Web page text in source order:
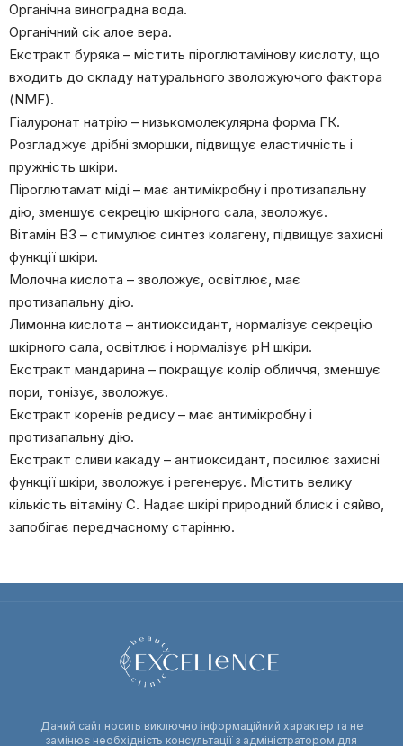
Органічна виноградна вода.
Органічний сік алое вера.
Екстракт буряка – містить піроглютамінову кислоту, що
входить до складу натурального зволожуючого фактора
(NMF).
Гіалуронат натрію – низькомолекулярна форма ГК.
Розгладжує дрібні зморшки, підвищує еластичність і
пружність шкіри.
Піроглютамат міді – має антимікробну і протизапальну
дію, зменшує секрецію шкірного сала, зволожує.
Вітамін B3 – стимулює синтез колагену, підвищує захисні
функції шкіри.
Молочна кислота – зволожує, освітлює, має
протизапальну дію.
Лимонна кислота – антиоксидант, нормалізує секрецію
шкірного сала, освітлює і нормалізує pH шкіри.
Екстракт мандарина – покращує колір обличчя, зменшує
пори, тонізує, зволожує.
Екстракт коренів редису – має антимікробну і
протизапальну дію.
Екстракт сливи какаду – антиоксидант, посилює захисні
функції шкіри, зволожує і регенерує. Містить велику
кількість вітаміну С. Надає шкірі природний блиск і сяйво,
запобігає передчасному старінню.
Даний сайт носить виключно інформаційний характер та не
замінює необхідність консультації з адміністратором для